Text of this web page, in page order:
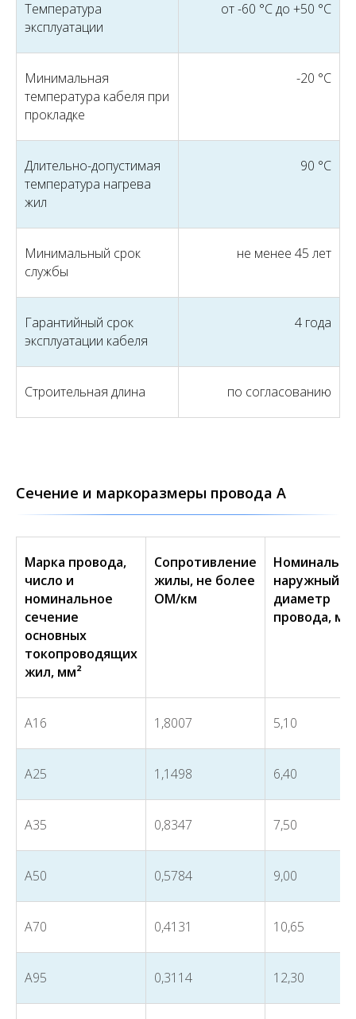
Температура
эксплуатации
от -60 °С до +50 °С
Минимальная
температура кабеля при
прокладке
-20 °С
Длительно-допустимая
температура нагрева
жил
90 °С
Минимальный срок
службы
не менее 45 лет
Гарантийный срок
эксплуатации кабеля
4 года
Строительная длина по согласованию
Сечение и маркоразмеры провода А
Марка провода,
число и
номинальное
сечение
основных
токопроводящих
жил, мм²
Сопротивление
жилы, не более
ОМ/км
наружный
диаметр
провода, мм
А16 1,8007 5,10
А25 1,1498 6,40
А35 0,8347 7,50
А50 0,5784 9,00
А70 0,4131 10,65
А95 0,3114 12,30